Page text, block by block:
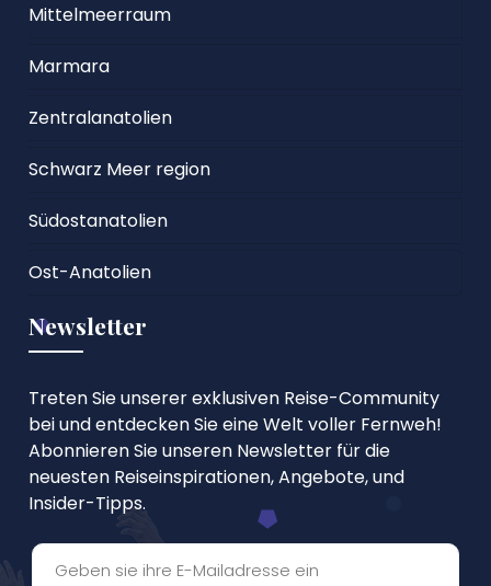
Mittelmeerraum
Marmara
Zentralanatolien
Schwarz Meer region
Südostanatolien
Ost-Anatolien
Newsletter
Treten Sie unserer exklusiven Reise-Community
bei und entdecken Sie eine Welt voller Fernweh!
Abonnieren Sie unseren Newsletter für die
neuesten Reiseinspirationen, Angebote, und
Insider-Tipps.